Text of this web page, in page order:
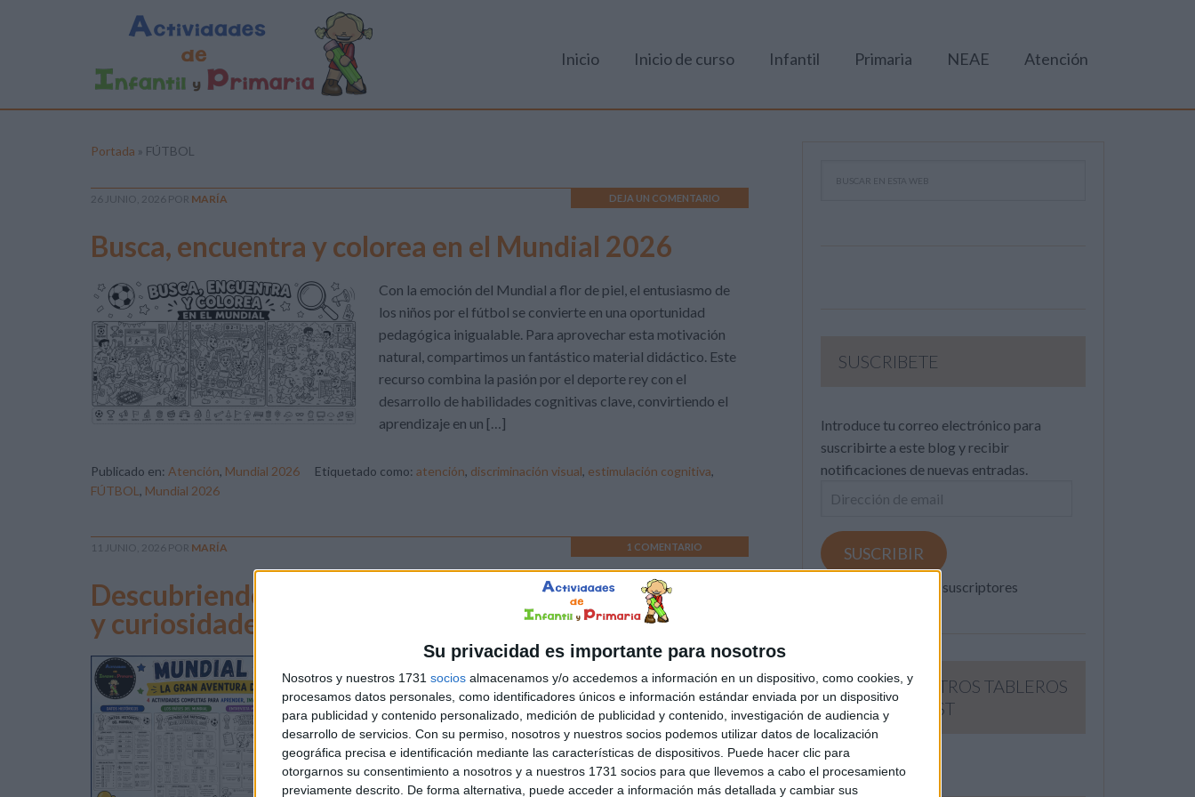
Su privacidad es importante para nosotros
Nosotros y nuestros 1731 socios almacenamos y/o accedemos a información en un dispositivo, como cookies, y
procesamos datos personales, como identificadores únicos e información estándar enviada por un dispositivo
para publicidad y contenido personalizado, medición de publicidad y contenido, investigación de audiencia y
desarrollo de servicios. Con su permiso, nosotros y nuestros socios podemos utilizar datos de localización
geográfica precisa e identificación mediante las características de dispositivos. Puede hacer clic para
otorgarnos su consentimiento a nosotros y a nuestros 1731 socios para que llevemos a cabo el procesamiento
previamente descrito. De forma alternativa, puede acceder a información más detallada y cambiar sus
Inicio Inicio de curso Infantil Primaria NEAE Atención
Portada » FÚTBOL
26 JUNIO, 2026 POR MARÍA DEJA UN COMENTARIO
Busca, encuentra y colorea en el Mundial 2026
Con la emoción del Mundial a flor de piel, el entusiasmo de
los niños por el fútbol se convierte en una oportunidad
pedagógica inigualable. Para aprovechar esta motivación
natural, compartimos un fantástico material didáctico. Este
recurso combina la pasión por el deporte rey con el
desarrollo de habilidades cognitivas clave, convirtiendo el
aprendizaje en un […]
Publicado en: Atención, Mundial 2026 Etiquetado como: atención, discriminación visual, estimulación cognitiva,
FÚTBOL , Mundial 2026
11 JUNIO, 2026 POR MARÍA 1 COMENTARIO
Descubriendo el Mundial 2026: Pack de actividades
y curiosidades
En los últimos días de curso, los materiales que combinan
aprendizaje, motivación y diversión son siempre un éxito en el
aula. Por eso, hoy compartimos un cuaderno de actividades
pensado para alumnos de Primaria que aprovecha la emoción
del próximo Mundial para trabajar múltiples competencias
de una forma atractiva y participativa. Este cuaderno incluye
SUSCRIBETE
Introduce tu correo electrónico para
suscribirte a este blog y recibir
notificaciones de nuevas entradas.
Dirección
email
SUSCRIBIR
Únete a otros 371K suscriptores
SIGUE NUESTROS TABLEROS
EN PINTEREST